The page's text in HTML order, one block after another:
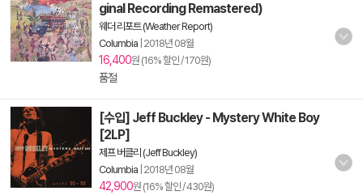
ginal Recording Remastered)
웨더 리포트 (Weather Report)
Columbia 2018년 08월
16,400원 (16% 할인 / 170원)
품절
[수입] Jeff Buckley - Mystery White Boy
[2LP]
제프 버클리 (Jeff Buckley)
Columbia 2018년 08월
42,900원 (16% 할인 / 430원)